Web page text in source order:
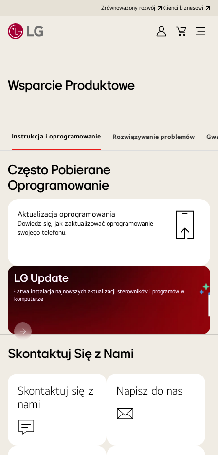
Zrównoważony rozwój Klienci biznesowi
ZalogujKoszyk
Wsparcie Produktowe
Instrukcja i oprogramowanie Rozwiązywanie problemów
Często Pobierane
Oprogramowanie
Aktualizacja oprogramowania
Dowiedz się, jak zaktualizować oprogramowanie
swojego telefonu.
LG Update
Łatwa instalacja najnowszych aktualizacji sterowników i programów w
komputerze
LG
Update
Skontaktuj Się z Nami
Skontaktuj się z
nami
Napisz do nas